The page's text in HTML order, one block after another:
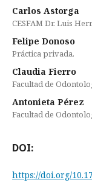
Carlos Astorga
CESFAM Dr. Luis
Felipe Donoso
Práctica privada.
Claudia Fierro
Facultad de
Antonieta Pérez
Facultad de
DOI:
https://doi.org/